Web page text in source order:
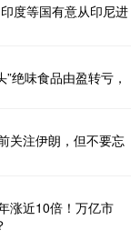
度等国有意从印尼进
绝味食品由盈转亏，
关注伊朗，但不要忘
涨近10倍！万亿市